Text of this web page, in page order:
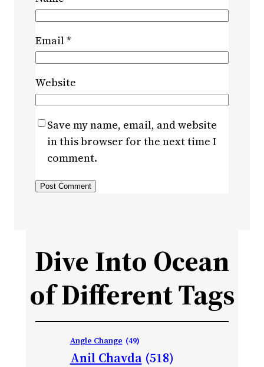
Email*
Website
Save my name, email, and website
in this browser for the next time I
comment.
Dive Into Ocean
of Different Tags
Angle Change (49)
Anil Chavda (518)